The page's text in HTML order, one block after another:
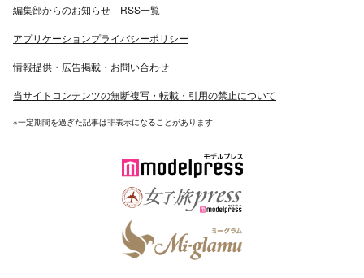
編集部からのお知らせ RSS一覧
アプリケーションプライバシーポリシー
情報提供・広告掲載・お問い合わせ
当サイトコンテンツの無断複写・転載・引用の禁止について
※一定期間を過ぎた記事は非表示になることがあります